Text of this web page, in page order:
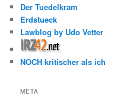
Der Tuedelkram
Erdstueck
Lawblog by Udo Vetter
NOCH kritischer als ich
META